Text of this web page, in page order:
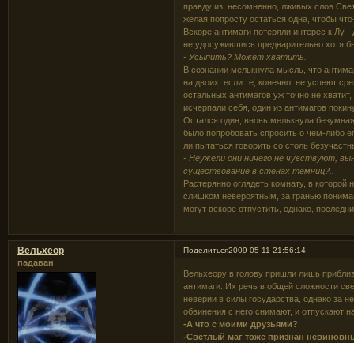
правду из, несомненно, лживых слов
желая попросту остаться одна, чтобы
Вскоре антимаги потеряли интерес к
не удосужившись предварительно хотя
- Усыпить? Может хватить.
В сознании мелькнула мысль, что
на двоих, если те, конечно, не успеют
остальных антимагов уж точно не
исчерпали себя, один из антимагов
Остался один, вновь мелькнула
было попробовать спросить о чем-либо
ли пытаться говорить со столь
- Неужели они ничего не чувствуют,
существование в стенах темниц?..
Растерянно оглядеть комнату, в
слишком невероятным, за гранью
могут вскоре отпустить, однако,
Поделиться2009-05-11 21:56:14
Вельхеор
падаван
Вельхеору в голову пришли лишь
антимаги. Их речь в общей сложности
неверии в силы государства, однако за
обвинения с него снимают, и отпускают
-А что с моими друзьями?
-Светлый маг тоже признан